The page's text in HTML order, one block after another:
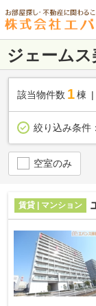
ジェーム
該当物件数 1棟
絞り込み条件：
空室のみ
賃貸 | マンション